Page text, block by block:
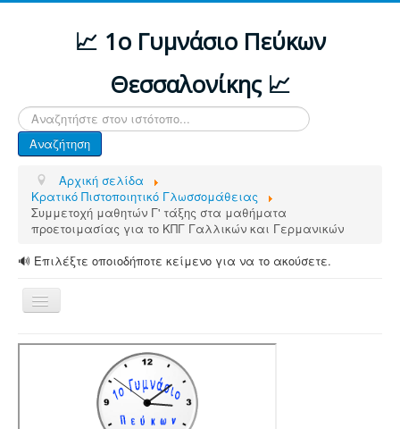
📈 1ο Γυμνάσιο Πεύκων
Θεσσαλονίκης 📈
Αναζήτηση...
Αναζήτηση
Αρχική σελίδα
Κρατικό Πιστοποιητικό Γλωσσομάθειας
Συμμετοχή μαθητών Γ' τάξης στα μαθήματα
προετοιμασίας για το ΚΠΓ Γαλλικών και Γερμανικών
🔊 Επιλέξτε οποιοδήποτε κείμενο για να το ακούσετε.
Εναλλαγή
πλοήγησης
ΑΡΧΙΚΗ
ΔΙΑΦΟΡΕΣ ΑΝΑΚΟΙΝΩΣΕΙΣ
ΤΟ ΣΧΟΛΕΙΟ ΜΑΣ